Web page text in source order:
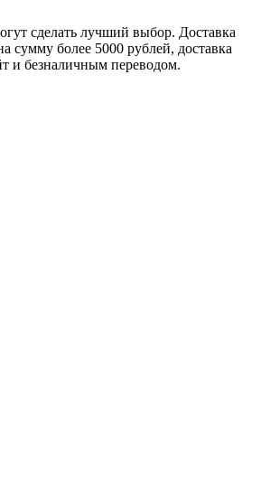
сделать лучший выбор. Доставка
сумму более 5000 рублей, доставка
и безналичным переводом.